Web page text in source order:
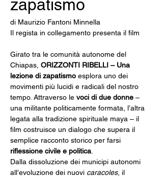
zapatismo
di Maurizio Fantoni Minnella
Il regista in collegamento presenta il film
Girato tra le comunità autonome del
Chiapas, ORIZZONTI RIBELLI – Una
lezione di zapatismo esplora uno dei
movimenti più lucidi e radicali del nostro
tempo. Attraverso le voci di due donne –
una militante politicamente formata, l’altra
legata alla tradizione spirituale maya – il
film costruisce un dialogo che supera il
semplice racconto storico per farsi
riflessione civile e politica
Dalla dissoluzione dei municipi autonomi
all’evoluzione dei nuovi caracoles, il